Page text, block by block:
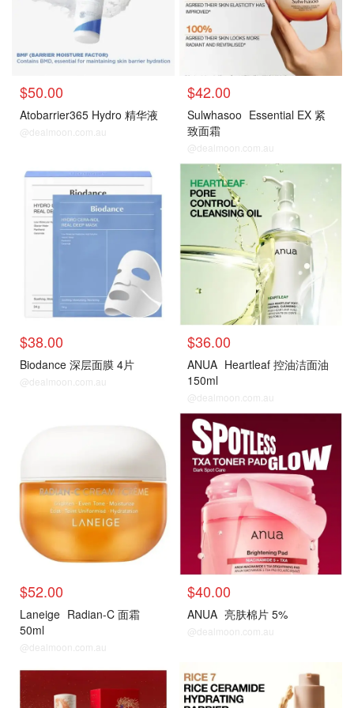
$50.00
Atobarrier365 Hydro 精华液
@dealmoon.com.au
$42.00
Sulwhasoo Essential EX 紧
致面霜
@dealmoon.com.au
$38.00
Biodance 深层面膜 4片
@dealmoon.com.au
$36.00
ANUA Heartleaf 控油洁面油
150ml
@dealmoon.com.au
$52.00
Laneige Radian-C 面霜
50ml
@dealmoon.com.au
$40.00
ANUA 亮肤棉片 5%
@dealmoon.com.au